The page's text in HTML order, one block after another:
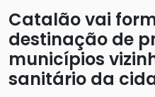
Catalão vai
destinação de
municípios
sanitário da